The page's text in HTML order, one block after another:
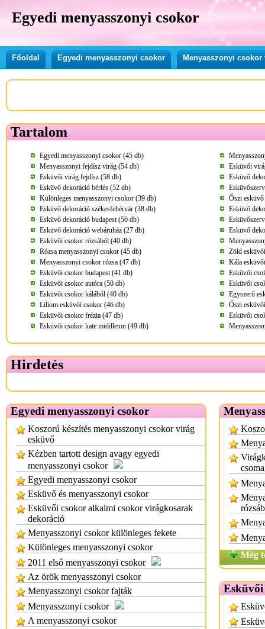
Egyedi menyasszonyi csokor
Főoldal Egyedi menyasszonyi csokor Menyasszonyi csokor
Tartalom
Egyedi menyasszonyi csokor (45 db)
Menyasszonyi fejdísz virág (54 db)
Esküvői
Esküvői virág fejdísz (58 db)
Esküvő
Esküvő dekoráció bérlés (52 db)
Különleges menyasszonyi csokor (39 db)
Őszi
Esküvő dekoráció székesfehérvár (38 db)
Esküvő
Esküvő dekoráció budapest (50 db)
Esküvő dekoráció webáruház (27 db)
Esküvő
Esküvői csokor rózsából (40 db)
Rózsa menyasszonyi csokor (45 db)
Zöld
Menyasszonyi csokor rózsa (47 db)
Kála
Esküvői csokor budapest (41 db)
Esküvői
Esküvői csokor autóra (50 db)
Esküvői
Esküvői csokor kálából (40 db)
Egyszerű
Liliom esküvői csokor (46 db)
Őszi
Esküvői csokor frézia (47 db)
Esküvői
Esküvői csokor kate middleton (49 db)
Hirdetés
Egyedi menyasszonyi csokor
Koszorú készítés menyasszonyi csokor virág
esküvő
Kézben tartott design avagy egyedi
menyasszonyi csokor
Egyedi menyasszonyi csokor
Esküvő és menyasszonyi csokor
Esküvői csokor alkalmi csokor virágkosarak
dekoráció
Menyasszonyi csokor különleges fekete
Különleges menyasszonyi csokor
2011 első menyasszonyi csokor
Az örök menyasszonyi csokor
Menyasszonyi csokor fajták
Menyasszonyi csokor
A menyasszonyi csokor
Még